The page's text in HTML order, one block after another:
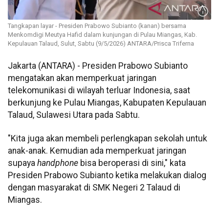
Tangkapan layar - Presiden Prabowo Subianto (kanan) bersama
Menkomdigi Meutya Hafid dalam kunjungan di Pulau Miangas, Kab.
Kepulauan Talaud, Sulut, Sabtu (9/5/2026) ANTARA/Prisca Triferna
Jakarta (ANTARA) - Presiden Prabowo Subianto
mengatakan akan memperkuat jaringan
telekomunikasi di wilayah terluar Indonesia, saat
berkunjung ke Pulau Miangas, Kabupaten Kepulauan
Talaud, Sulawesi Utara pada Sabtu.
"Kita juga akan membeli perlengkapan sekolah untuk
anak-anak. Kemudian ada memperkuat jaringan
supaya handphone bisa beroperasi di sini," kata
Presiden Prabowo Subianto ketika melakukan dialog
dengan masyarakat di SMK Negeri 2 Talaud di
Miangas.